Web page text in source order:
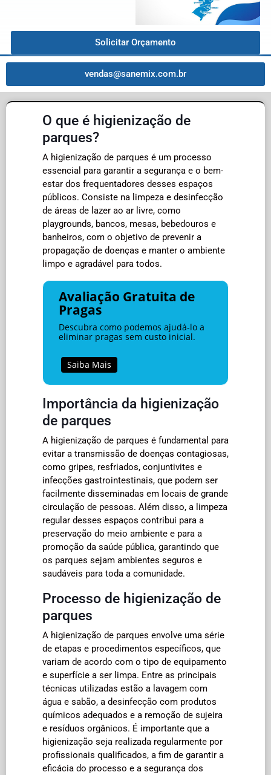
Solicitar Orçamento
vendas@sanemix.com.br
O que é higienização de
parques?
A higienização de parques é um processo
essencial para garantir a segurança e o bem-
estar dos frequentadores desses espaços
públicos. Consiste na limpeza e desinfecção
de áreas de lazer ao ar livre, como
playgrounds, bancos, mesas, bebedouros e
banheiros, com o objetivo de prevenir a
propagação de doenças e manter o ambiente
limpo e agradável para todos.
Avaliação Gratuita de
Pragas
Descubra como podemos ajudá-lo a
eliminar pragas sem custo inicial.
Saiba Mais
Importância da higienização
de parques
A higienização de parques é fundamental para
evitar a transmissão de doenças contagiosas,
como gripes, resfriados, conjuntivites e
infecções gastrointestinais, que podem ser
facilmente disseminadas em locais de grande
circulação de pessoas. Além disso, a limpeza
regular desses espaços contribui para a
preservação do meio ambiente e para a
promoção da saúde pública, garantindo que
os parques sejam ambientes seguros e
saudáveis para toda a comunidade.
Processo de higienização de
parques
A higienização de parques envolve uma série
de etapas e procedimentos específicos, que
variam de acordo com o tipo de equipamento
e superfície a ser limpa. Entre as principais
técnicas utilizadas estão a lavagem com
água e sabão, a desinfecção com produtos
químicos adequados e a remoção de sujeira
e resíduos orgânicos. É importante que a
higienização seja realizada regularmente por
profissionais qualificados, a fim de garantir a
eficácia do processo e a segurança dos